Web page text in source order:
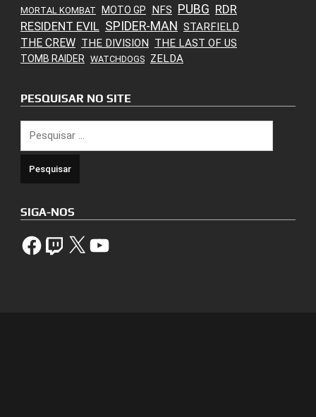
MORTAL KOMBAT MOTO GP NFS PUBG RDR
RESIDENT EVIL SPIDER-MAN STARFIELD
THE CREW THE DIVISION THE LAST OF US
TOMB RAIDER WATCHDOGS ZELDA
PESQUISAR NO SITE
por:
SIGA-NOS
FacebookTwitch X YouTube